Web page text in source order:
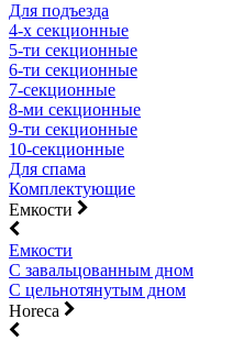
Для подъезда
4-х секционные
5-ти секционные
6-ти секционные
7-секционные
8-ми секционные
9-ти секционные
10-секционные
Для спама
Комплектующие
Емкости
Емкости
С завальцованным дном
С цельнотянутым дном
Horeca